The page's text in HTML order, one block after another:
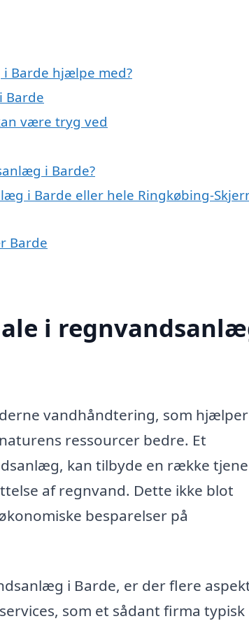
Barde hjælpe med?
Barde
være tryg ved
i Barde?
i Barde eller hele Ringkøbing-
Barde
i
vandhåndtering, som
ressourcer bedre. Et
kan tilbyde en række
af regnvand. Dette ikke blot
besparelser på
i Barde, er der flere
som et sådant firma typisk